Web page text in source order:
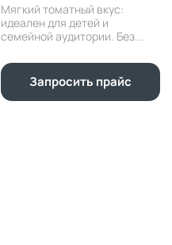
Мягкий томатный вкус:
идеален для детей и
семейной аудитории. Без...
Запросить прайс